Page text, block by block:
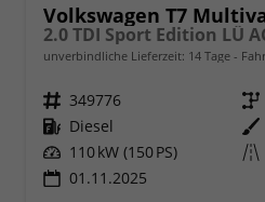
Volkswagen T7
unverbindliche Lieferzeit: 14 Tage
Fahrzeugnr. 349776 Getriebe
Kraftstoff Diesel Außenfarbe
Leistung 110 kW (150 PS) Kilometerstand
01.11.2025